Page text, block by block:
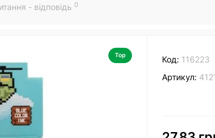
- відповідь 0
Top Код: 116223
Артикул: